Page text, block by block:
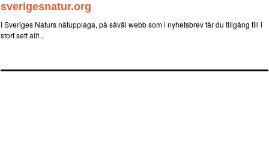
sverigesnatur.org
I Sveriges Naturs nätupplaga, på såväl webb som i nyhetsbrev får du tillgång till i
stort sett allt...